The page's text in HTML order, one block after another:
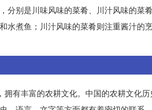
分别是川味风味的菜肴、川汁风味的菜
水煮鱼；川汁风味的菜肴则注重酱汁的
拥有丰富的农耕文化。中国的农耕文化